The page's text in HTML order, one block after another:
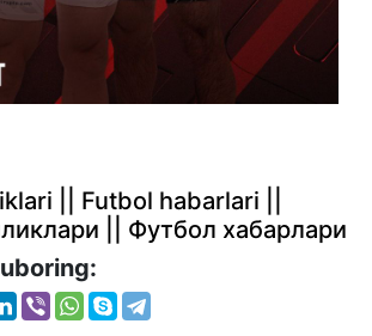
|| Futbol habarlari ||
|| Футбол хабарлари